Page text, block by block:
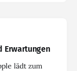
Erwartungen
lädt zum